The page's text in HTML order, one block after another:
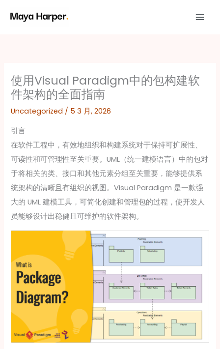
使用Visual Paradigm中的包构建软
件架构的全面指南
Uncategorized / 5 3 月, 2026
引言
在软件工程中，有效地组织和构建系统对于保持可扩展性、
可读性和可管理性至关重要。UML（统一建模语言）中的包对
于将相关的类、接口和其他元素分组至关重要，能够提供系
统架构的清晰且有组织的视图。Visual Paradigm 是一款强
大的 UML 建模工具，可简化创建和管理包的过程，使开发人
员能够设计出稳健且可维护的软件架构。